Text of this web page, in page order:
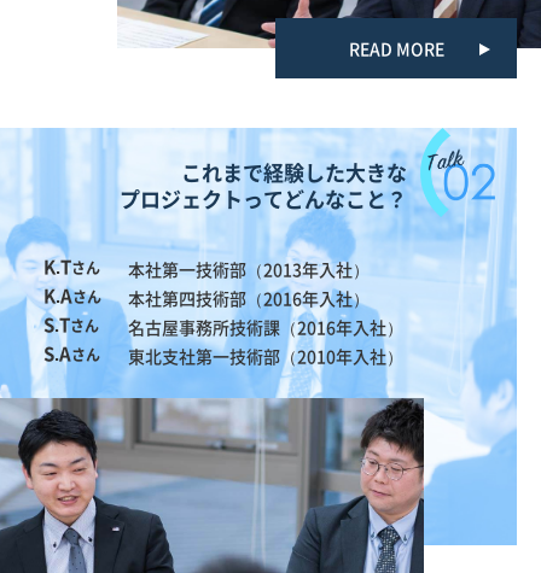
READ MORE
これまで経験した大きな
プロジェクトってどんなこと？
K.Tさん 本社第一技術部（2013年入社）
K.Aさん 本社第四技術部（2016年入社）
S.Tさん 名古屋事務所技術課（2016年入社）
S.Aさん 東北支社第一技術部（2010年入社）